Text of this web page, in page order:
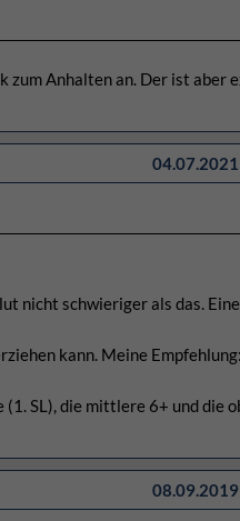
zum Anhalten an. Der ist aber
nicht schwieriger als das.
kann. Meine Empfehlung:
SL), die mittlere 6+ und die